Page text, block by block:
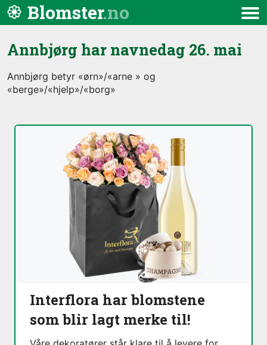
Hopp til innhold
Blomster
Meny
Annbjørg har navnedag 26. mai
Annbjørg betyr «ørn»/«arne » og
«berge»/«hjelp»/«borg»
Interflora har blomstene
som blir lagt merke til!